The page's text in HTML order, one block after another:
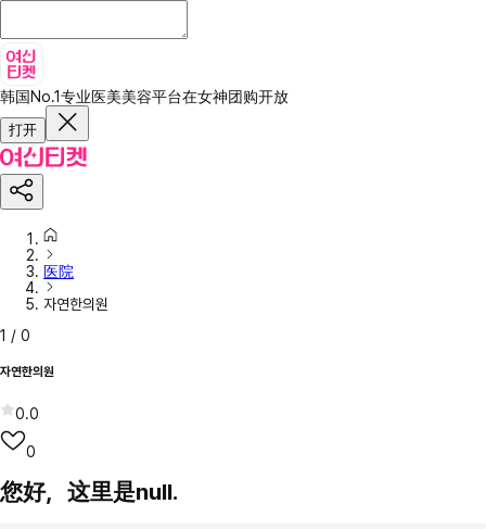
韩国No.1专业医美美容平台在女神团购开放
打开
医院
자연한의원
1 / 0
자연한의원
0.0
0
您好，这里是null.